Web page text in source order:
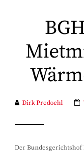
Dirk Predoehl
Der